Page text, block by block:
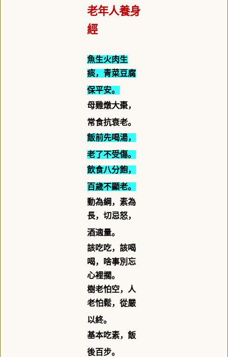
老年人養身
經
魚生火肉生
痰，青菜豆腐
保平安。
母雞燉大棗，
常食抗衰老。
飯前先喝湯，
老了不受傷。
飲食八分飽，
百歲不顯老。
動為綱，素為
長，切忌怒，
酒適量。
該吃吃，該喝
喝，啥事別忘
心裡擱。
樹老怕空，人
老怕鬆，從嚴
以終。
基本吃素，飯
後百步。